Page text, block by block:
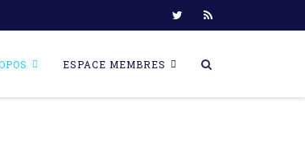
ESPACE MEMBRES